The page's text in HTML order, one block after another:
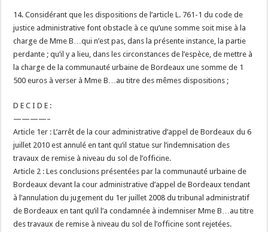
14. Considérant que les dispositions de l’article L. 761-1 du code de
justice administrative font obstacle à ce qu’une somme soit mise à la
charge de Mme B…qui n’est pas, dans la présente instance, la partie
perdante ; qu’il y a lieu, dans les circonstances de l’espèce, de mettre à
la charge de la communauté urbaine de Bordeaux une somme de 1
500 euros à verser à Mme B…au titre des mêmes dispositions ;
D E C I D E :
————–
Article 1er : L’arrêt de la cour administrative d’appel de Bordeaux du 6
juillet 2010 est annulé en tant qu’il statue sur l’indemnisation des
travaux de remise à niveau du sol de l’officine.
Article 2 : Les conclusions présentées par la communauté urbaine de
Bordeaux devant la cour administrative d’appel de Bordeaux tendant
à l’annulation du jugement du 1er juillet 2008 du tribunal administratif
de Bordeaux en tant qu’il l’a condamnée à indemniser Mme B…au titre
des travaux de remise à niveau du sol de l’officine sont rejetées.